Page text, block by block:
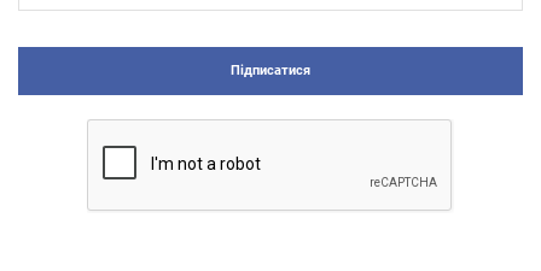
Підписатися